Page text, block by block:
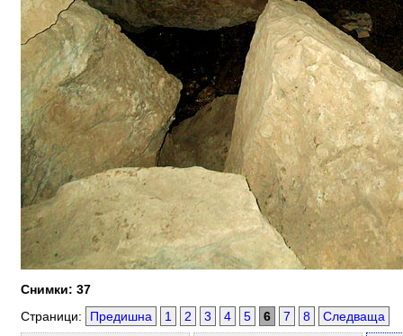
Снимки: 37
Страници:
Предишна 1 2 3 4 5 6 7 8 Следваща